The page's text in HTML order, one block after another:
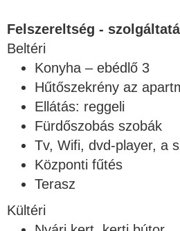
Felszereltség -
Beltéri
Konyha – ebédlő 3
Hűtőszekrény az
Ellátás: reggeli
Fürdőszobás szobák
Tv, Wifi, dvd-player, a
Központi fűtés
Terasz
Kültéri